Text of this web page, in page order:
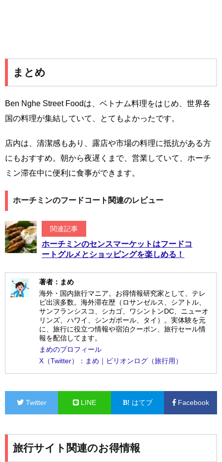
まとめ
Ben Nghe Street Foodは、ベトナム料理をはじめ、世界各
国の料理が集結していて、とてもよかったです。
店内は、清潔感もあり、露店や市場の料理に抵抗がある方
にもおすすめ。朝から夜遅くまで、営業していて、ホーチ
ミン滞在中に便利に食事ができます。
ホーチミンのフードコート関連のレビュー
関連記事
ホーチミンのセンスマーケットはフードコ
ートグルメとショッピングを楽しめる！
著者：まめ
海外・国内旅行マニア。お得情報研究家として、テレ
ビ出演多数。海外滞在歴（ロサンゼルス、シアトル、
サンフランシスコ、シカゴ、ワシントンDC、ニューオ
リンズ、ハワイ、シンガポール、タイ）。実体験を元
に、旅行に役立つ情報や宿泊クーポン、旅行セール情
報を配信してます。
まめのプロフィール
X（Twitter）：まめ｜ビリオンログ（旅行用）
Twitter LINE はてブ Facebook
旅行サイト関連のお得情報